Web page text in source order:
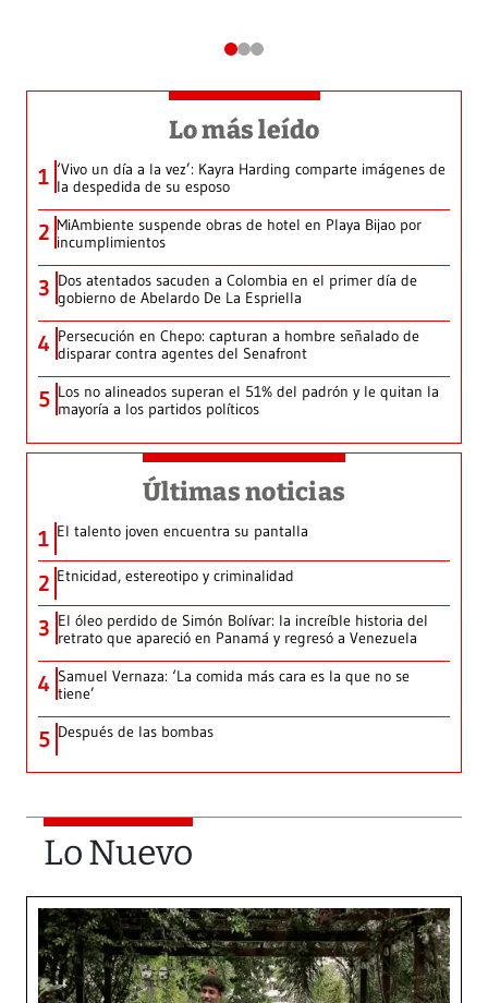
Lo más leído
1 ‘Vivo un día a la vez’: Kayra Harding comparte imágenes de
la despedida de su esposo
2 MiAmbiente suspende obras de hotel en Playa Bijao por
incumplimientos
3 Dos atentados sacuden a Colombia en el primer día de
gobierno de Abelardo De La Espriella
4 Persecución en Chepo: capturan a hombre señalado de
disparar contra agentes del Senafront
5 Los no alineados superan el 51% del padrón y le quitan la
mayoría a los partidos políticos
Últimas noticias
1 El talento joven encuentra su pantalla​
2 Etnicidad, estereotipo y criminalidad
3 El óleo perdido de Simón Bolívar: la increíble historia del
retrato que apareció en Panamá y regresó a Venezuela
4 Samuel Vernaza: ‘La comida más cara es la que no se
tiene’
5 Después de las bombas
Lo Nuevo